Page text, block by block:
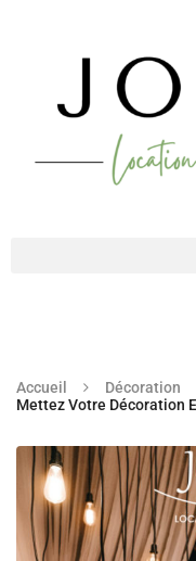
Accueil
Décoration
Mettez Votre Décoration